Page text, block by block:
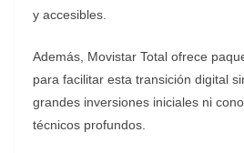
y accesibles.
Además, Movistar Total ofrece
para facilitar esta transición digital
grandes inversiones iniciales ni
técnicos profundos.